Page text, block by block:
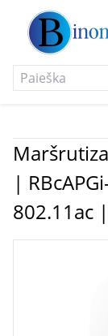
|
802.11ac
Ethernet
MiMO